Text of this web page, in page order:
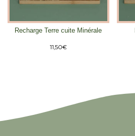
Recharge Terre cuite Minérale
11,50€